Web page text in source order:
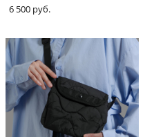
6 500 pуб.